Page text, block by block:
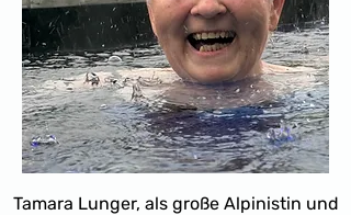
Tamara Lunger, als große Alpinistin und